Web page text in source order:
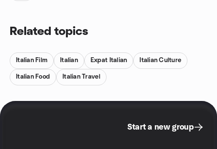
Related topics
Italian Film Italian Expat Italian Italian Culture
Italian Food Italian Travel
Start a new group